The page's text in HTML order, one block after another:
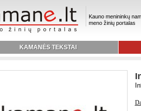
Kauno menininkų
meno žinių portalas
KAMANĖS TEKSTAI